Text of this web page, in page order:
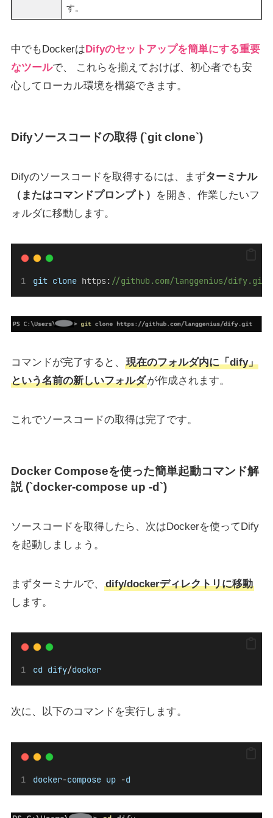
す。
中でもDockerはDifyのセットアップを簡単にする重要
なツールで、 これらを揃えておけば、初心者でも安
心してローカル環境を構築できます。
Difyソースコードの取得 (`git clone`)
Difyのソースコードを取得するには、まずターミナル
（またはコマンドプロンプト）
を開き、作業したいフ
ォルダに移動します。
git clone https: //github.com/langgenius/dify.git
コマンドが完了すると、
現在のフォルダ内に「dify」
という名前の新しいフォルダが作成されます。
これでソースコードの取得は完了です。
Docker Composeを使った簡単起動コマンド解
説 (`docker-compose up -d`)
ソースコードを取得したら、次はDockerを使ってDify
を起動しましょう。
まずターミナルで、
dify/dockerディレクトリに移動
します。
cd dify/docker
次に、以下のコマンドを実行します。
docker-compose up -d